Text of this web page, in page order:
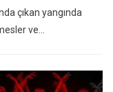
çıkan yangında
ve…